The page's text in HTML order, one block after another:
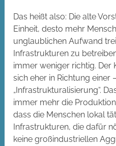
Das heißt also: Die alte
Einheit, desto mehr
unglaublichen Aufwand
Infrastrukturen zu
immer weniger richtig. Der
sich eher in Richtung einer
„Infrastrukturalisierung“.
immer mehr die
dass die Menschen lokal
Infrastrukturen, die dafür
keine großindustriellen